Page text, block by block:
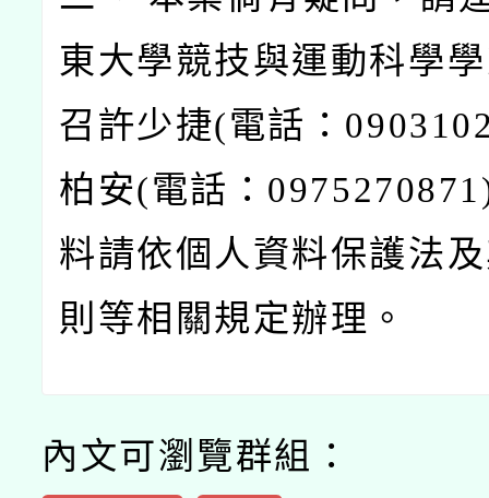
東大學競技與運動科學
召許少捷(電話：
柏安(電話：
料請依個人資料保護法
則等相關規定辦理。
內文可瀏覽群組：